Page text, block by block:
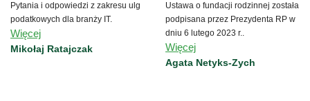
Pytania i odpowiedzi z zakresu ulg
podatkowych dla branży IT.
Więcej
Mikołaj Ratajczak
Ustawa o fundacji rodzinnej została
podpisana przez Prezydenta RP w
dniu 6 lutego 2023 r..
Więcej
Agata Netyks-Zych